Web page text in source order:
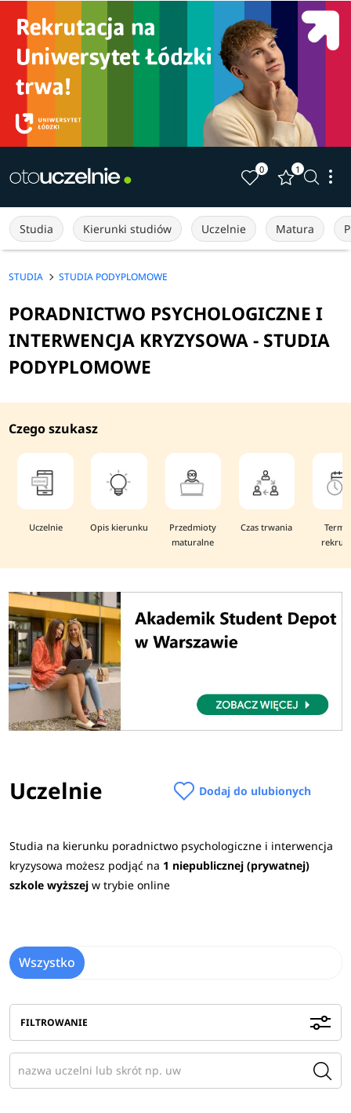
0 1
Studia Kierunki studiów Uczelnie Matura
STUDIA STUDIA PODYPLOMOWE
PORADNICTWO PSYCHOLOGICZNE I
INTERWENCJA KRYZYSOWA - STUDIA
PODYPLOMOWE
Czego szukasz
Uczelnie Opis kierunku
Przedmioty
maturalne
Czas trwania
Uczelnie Dodaj do ulubionych
Studia na kierunku poradnictwo psychologiczne i interwencja
kryzysowa możesz podjąć na 1 niepublicznej (prywatnej)
szkole wyższejw trybie online
Wszystko
FILTROWANIE